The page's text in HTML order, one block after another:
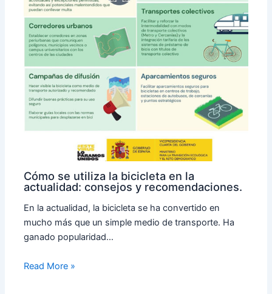
Cómo se utiliza la bicicleta en la
actualidad: consejos y recomendaciones.
En la actualidad, la bicicleta se ha convertido en
mucho más que un simple medio de transporte. Ha
ganado popularidad…
Read More »